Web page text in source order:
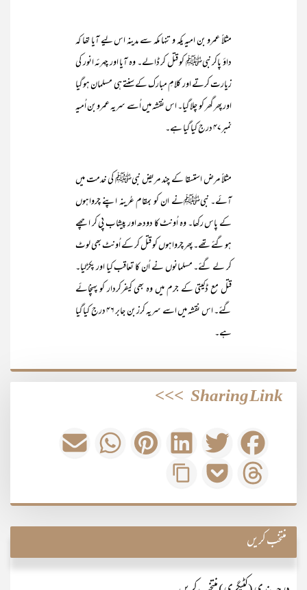
مثلاً عمرو بن امیہ یکہ و تنہا مکہ سے مدینہ اس لیے آیا تھا کہ
داؤ پاکر نبیﷺ کو قتل کر ڈالے۔ وہ آیا اور چہرئہ انور کی
زیارت کرتے اور کلامِ مبارک کے سنتے ہی مسلمان ہو گیا
اور پھر گھر کو چلا گیا۔ اس نقشہ میں اُسے سریہ عمرو بن اُمیہ
نمبر۴۷ درج کیا گیا ہے۔
مثلاً مرض استسقا کے چند مریض نبیﷺ کی خدمت میں
آئے۔ نبیﷺنے ان کو بمقام عُرینہ اپنے چرواہوں
کے پاس رکھا۔ وہ اُونٹ کا دودھ اور پیشاب پی کر اچھے
ہو گئے تھے۔ پھر چرواہوں کو قتل کر کے اُونٹ بھی لوٹ
کر لے گئے۔ مسلمانوں نے اُن کا تعاقب کیا اور پکڑلیا۔
قتل مع ڈکیتی کے جرم میں وہ بھی کیفرکردار کو پہنچائے
گئے۔ اس نقشہ میں اسے سریہ کرز بن جابر ۴۶ درج کیا گیا
ہے۔
Sharing Link
>>>
منتخب کریں